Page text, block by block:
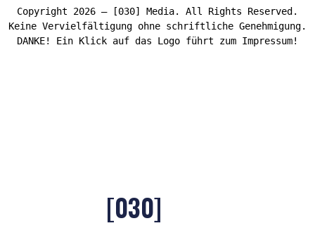
Copyright 2026 – [030] Media. All Rights Reserved.
Keine Vervielfältigung ohne schriftliche Genehmigung.
DANKE! Ein Klick auf das Logo führt zum Impressum!
[030]